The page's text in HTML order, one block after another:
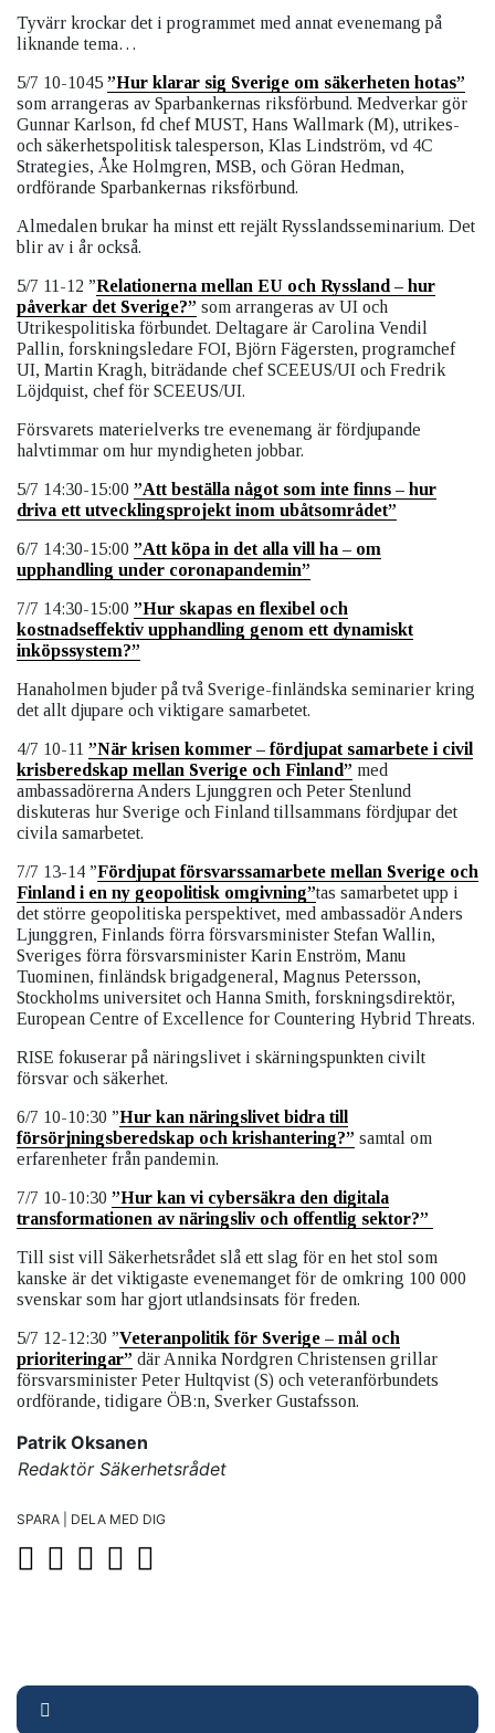
Tyvärr krockar det i programmet med annat evenemang på
liknande tema…
5/7 10-1045 ”Hur klarar sig Sverige om säkerheten hotas”
som arrangeras av Sparbankernas riksförbund. Medverkar gör
Gunnar Karlson, fd chef MUST, Hans Wallmark (M), utrikes-
och säkerhetspolitisk talesperson, Klas Lindström, vd 4C
Strategies, Åke Holmgren, MSB, och Göran Hedman,
ordförande Sparbankernas riksförbund.
Almedalen brukar ha minst ett rejält Rysslandsseminarium. Det
blir av i år också.
5/7 11-12 ”Relationerna mellan EU och Ryssland – hur
påverkar det Sverige?” som arrangeras av UI och
Utrikespolitiska förbundet. Deltagare är Carolina Vendil
Pallin, forskningsledare FOI, Björn Fägersten, programchef
UI, Martin Kragh, biträdande chef SCEEUS/UI och Fredrik
Löjdquist, chef för SCEEUS/UI.
Försvarets materielverks tre evenemang är fördjupande
halvtimmar om hur myndigheten jobbar.
5/7 14:30-15:00 ”Att beställa något som inte finns – hur
driva ett utvecklingsprojekt inom ubåtsområdet”
6/7 14:30-15:00 ”Att köpa in det alla vill ha – om
upphandling under coronapandemin”
7/7 14:30-15:00 ”Hur skapas en flexibel och
kostnadseffektiv upphandling genom ett dynamiskt
inköpssystem?”
Hanaholmen bjuder på två Sverige-finländska seminarier kring
det allt djupare och viktigare samarbetet.
4/7 10-11 ”När krisen kommer – fördjupat samarbete i civil
krisberedskap mellan Sverige och Finland” med
ambassadörerna Anders Ljunggren och Peter Stenlund
diskuteras hur Sverige och Finland tillsammans fördjupar det
civila samarbetet.
7/7 13-14 ”Fördjupat försvarssamarbete mellan Sverige och
Finland i en ny geopolitisk omgivning”tas samarbetet upp i
det större geopolitiska perspektivet, med ambassadör Anders
Ljunggren, Finlands förra försvarsminister Stefan Wallin,
Sveriges förra försvarsminister Karin Enström, Manu
Tuominen, finländsk brigadgeneral, Magnus Petersson,
Stockholms universitet och Hanna Smith, forskningsdirektör,
European Centre of Excellence for Countering Hybrid Threats.
RISE fokuserar på näringslivet i skärningspunkten civilt
försvar och säkerhet.
6/7 10-10:30 ”Hur kan näringslivet bidra till
försörjningsberedskap och krishantering?” samtal om
erfarenheter från pandemin.
7/7 10-10:30 ”Hur kan vi cybersäkra den digitala
transformationen av näringsliv och offentlig sektor?”
Till sist vill Säkerhetsrådet slå ett slag för en het stol som
kanske är det viktigaste evenemanget för de omkring 100 000
svenskar som har gjort utlandsinsats för freden.
5/7 12-12:30 ”Veteranpolitik för Sverige – mål och
prioriteringar” där Annika Nordgren Christensen grillar
försvarsminister Peter Hultqvist (S) och veteranförbundets
ordförande, tidigare ÖB:n, Sverker Gustafsson.
Patrik Oksanen
Redaktör Säkerhetsrådet
SPARA | DELA MED DIG